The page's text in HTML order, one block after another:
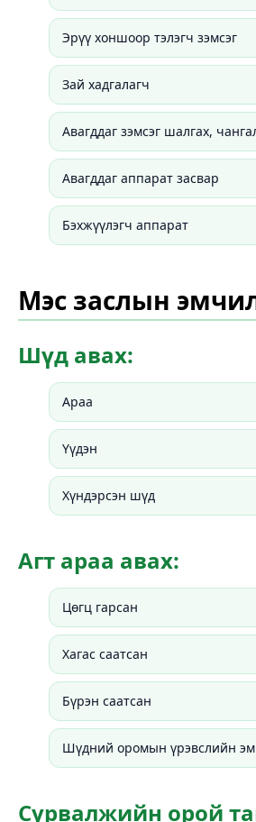
Эрүү хоншоор тэлэгч зэмсэг
Зай хадгалагч
Авагддаг зэмсэг шалгах,
Авагддаг аппарат засвар
Бэхжүүлэгч аппарат
Мэс заслын
Шүд авах:
Араа
Үүдэн
Хүндэрсэн шүд
Агт араа авах:
Цөгц гарсан
Хагас саатсан
Бүрэн саатсан
Шүдний оромын үрэвслийн
Сурвалжийн орой